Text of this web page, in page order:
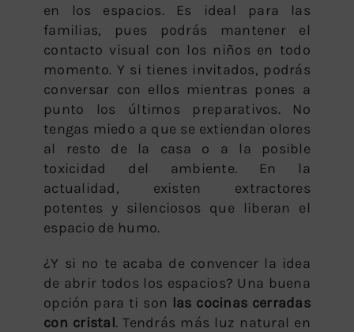
en los espacios. Es ideal para las
familias, pues podrás mantener el
contacto visual con los niños en todo
momento. Y si tienes invitados, podrás
conversar con ellos mientras pones a
punto los últimos preparativos. No
tengas miedo a que se extiendan olores
al resto de la casa o a la posible
toxicidad del ambiente. En la
actualidad, existen extractores
potentes y silenciosos que liberan el
espacio de humo.
¿Y si no te acaba de convencer la idea
de abrir todos los espacios? Una buena
opción para ti son las cocinas cerradas
con cristal. Tendrás más luz natural en